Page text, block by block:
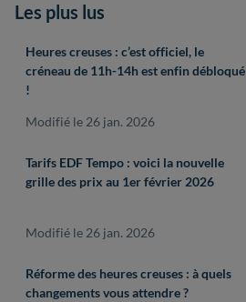
Les plus lus
Heures creuses : c’est officiel, le
créneau de 11h-14h est enfin débloqué
!
Modifié le 26 jan. 2026
Tarifs EDF Tempo : voici la nouvelle
grille des prix au 1er février 2026
Modifié le 26 jan. 2026
Réforme des heures creuses : à quels
changements vous attendre ?